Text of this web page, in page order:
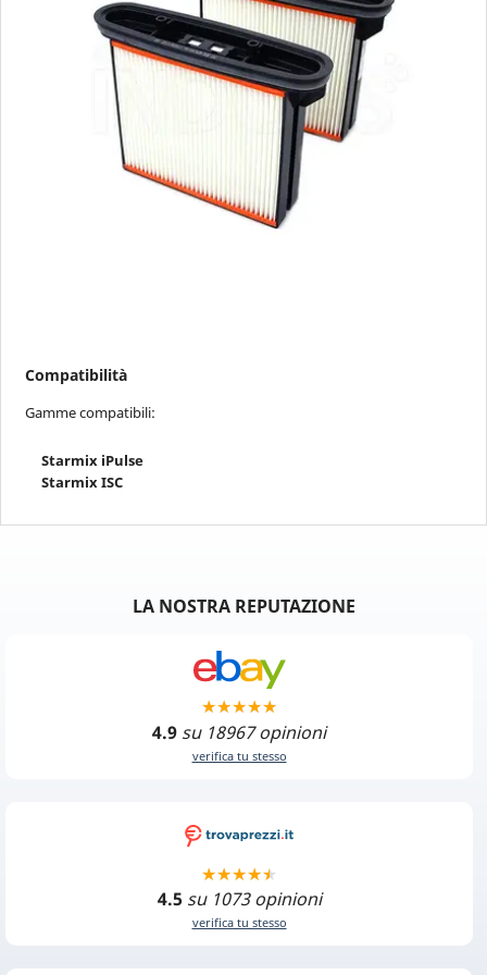
Compatibilità
Gamme compatibili:
Starmix iPulse
Starmix ISC
LA NOSTRA REPUTAZIONE
4.9 su 18967 opinioni
verifica tu stesso
4.5 su 1073 opinioni
verifica tu stesso